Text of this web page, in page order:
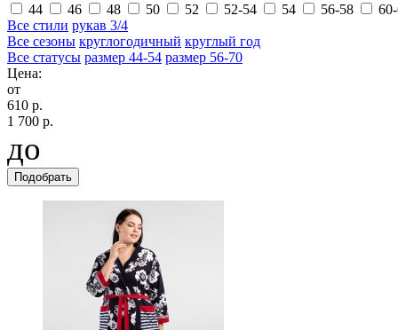
44
46 48 50 52 52-54 54 56-58
Все стили рукав 3/4
Все сезоны круглогодичный круглый год
Все статусы размер 44-54 размер 56-70
Цена:
от
610 р.
1 700 р.
до